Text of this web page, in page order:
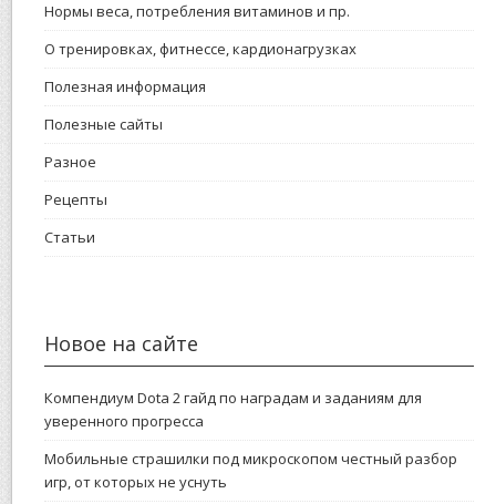
Нормы веса, потребления витаминов и пр.
О тренировках, фитнессе, кардионагрузках
Полезная информация
Полезные сайты
Разное
Рецепты
Статьи
Новое на сайте
Компендиум Dota 2 гайд по наградам и заданиям для
уверенного прогресса
Мобильные страшилки под микроскопом честный разбор
игр, от которых не уснуть